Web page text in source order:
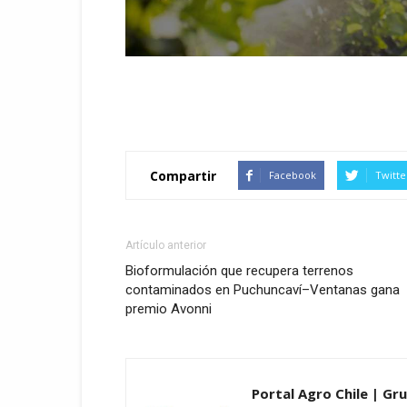
Compartir Facebook
Artículo anterior
Bioformulación que recupera terrenos
contaminados en Puchuncaví–Ventanas gana
premio Avonni
Portal Agro Chile |